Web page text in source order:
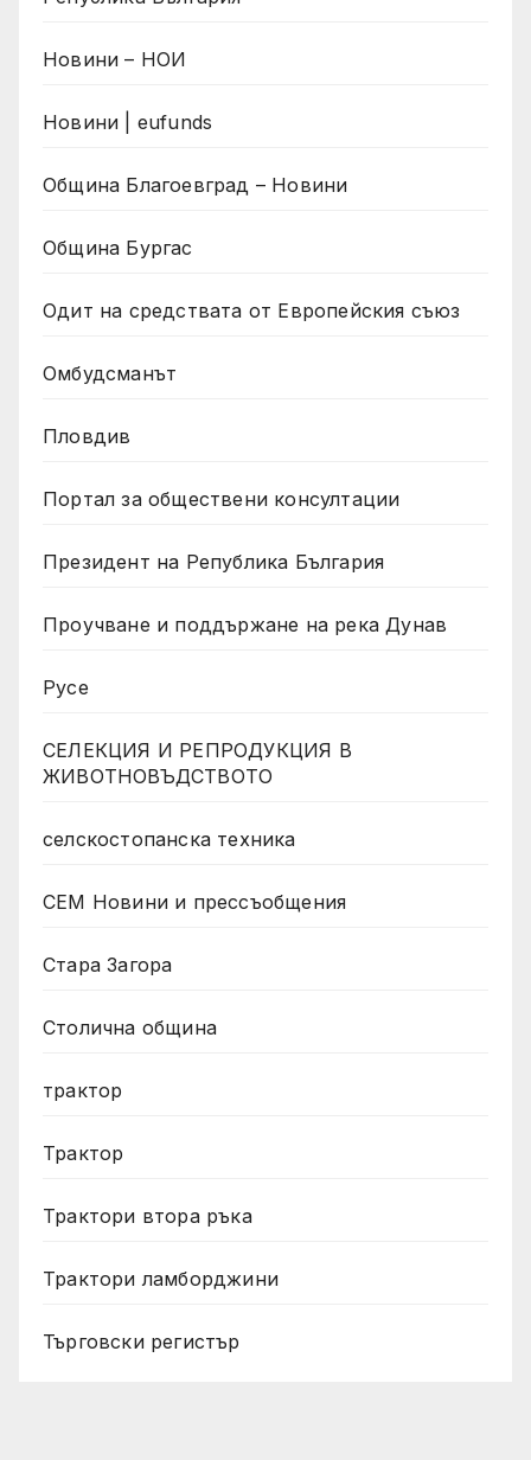
Новини – НОИ
Новини | eufunds
Община Благоевград – Новини
Община Бургас
Одит на средствата от Европейския съюз
Омбудсманът
Пловдив
Портал за обществени консултации
Президент на Република България
Проучване и поддържане на река Дунав
Русе
СЕЛЕКЦИЯ И РЕПРОДУКЦИЯ В
ЖИВОТНОВЪДСТВОТО
селскостопанска техника
СЕМ Новини и прессъобщения
Стара Загора
Столична община
трактор
Трактор
Трактори втора ръка
Трактори ламборджини
Търговски регистър